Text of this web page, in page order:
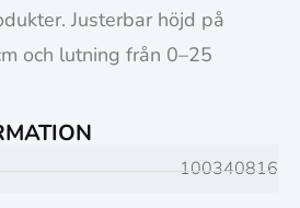
Justerbar höjd på
och lutning från 0–25
100340816